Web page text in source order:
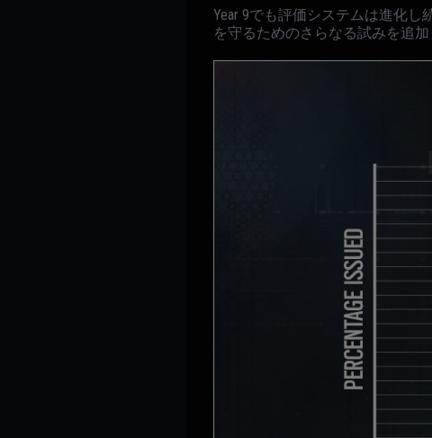
Year 9でも評価システムは進化
を守るためのさらなる試みを追加